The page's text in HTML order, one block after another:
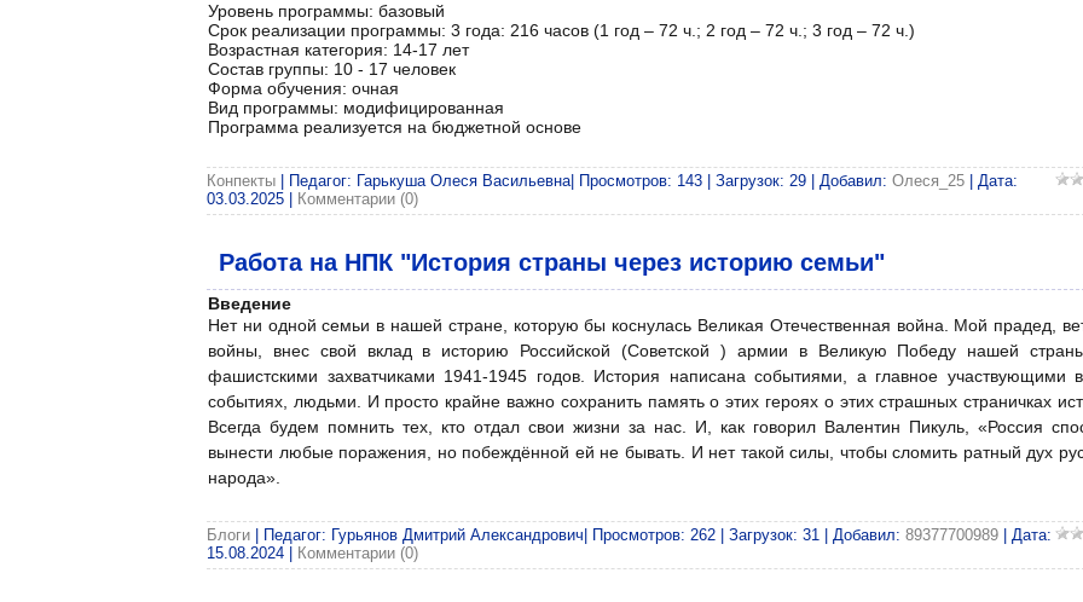
Уровень программы: базовый
Срок реализации программы: 3 года: 216 часов (1 год – 72 ч.; 2 год – 72 ч.; 3 год – 72 ч.)
Возрастная категория: 14-17 лет
Состав группы: 10 - 17 человек
Форма обучения: очная
Вид программы: модифицированная
Программа реализуется на бюджетной основе
Конпекты | Педагог: Гарькуша Олеся Васильевна| Просмотров: 143 | Загрузок: 29 | Добавил: Олеся_25 | Дата:
03.03.2025
Комментарии (0)
Работа на НПК "История страны через историю семьи"
Введение
Нет ни одной семьи в нашей стране, которую бы коснулась Великая Отечественная война. Мой прадед,
войны, внес свой вклад в историю Российской (Советской ) армии в Великую Победу нашей
фашистскими захватчиками 1941-1945 годов. История написана событиями, а главное участвующими
событиях, людьми. И просто крайне важно сохранить память о этих героях о этих страшных страничках
Всегда будем помнить тех, кто отдал свои жизни за нас. И, как говорил Валентин Пикуль, «Россия
вынести любые поражения, но побеждённой ей не бывать. И нет такой силы, чтобы сломить ратный дух
народа».
Блоги | Педагог: Гурьянов Дмитрий Александрович| Просмотров: 262 | Загрузок: 31 | Добавил: 89377700989 | Дата:
15.08.2024
Комментарии (0)